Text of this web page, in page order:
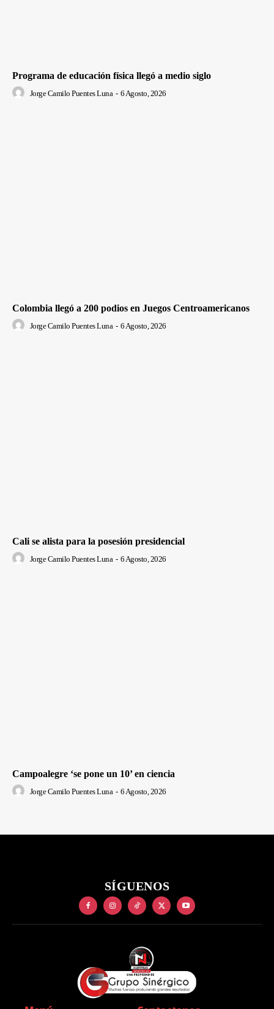
Programa de educación física llegó a medio siglo
Jorge Camilo Puentes Luna - 6 Agosto, 2026
Colombia llegó a 200 podios en Juegos Centroamericanos
Jorge Camilo Puentes Luna - 6 Agosto, 2026
Cali se alista para la posesión presidencial
Jorge Camilo Puentes Luna - 6 Agosto, 2026
Campoalegre ‘se pone un 10’ en ciencia
Jorge Camilo Puentes Luna - 6 Agosto, 2026
SÍGUENOS